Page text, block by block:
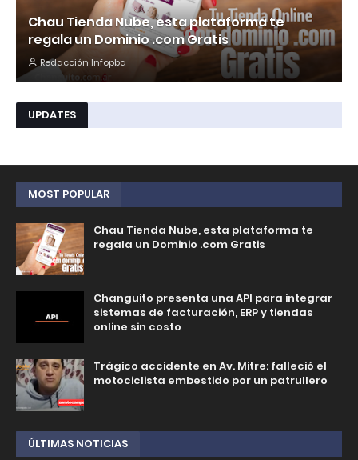
Chau Tienda Nube, esta plataforma te
regala un Dominio .com Gratis
Redacción Infopba
UPDATES
MOST POPULAR
Chau Tienda Nube, esta plataforma te
regala un Dominio .com Gratis
Changuito presenta una API para integrar
sistemas de facturación, ERP y tiendas
online sin costo
Trágico accidente en Av. Mitre: falleció el
motociclista embestido por un patrullero
ÚLTIMAS NOTICIAS